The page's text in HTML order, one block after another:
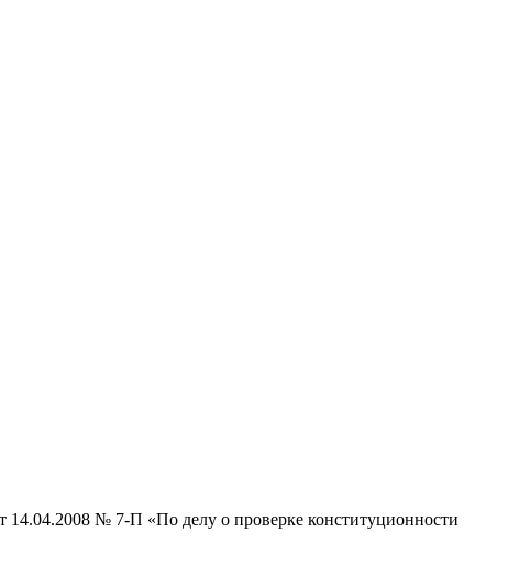
14.04.2008 № 7-П «По делу о проверке конституционности